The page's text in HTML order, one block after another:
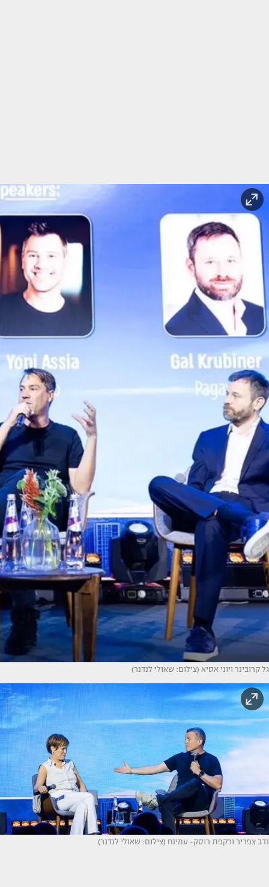
גל קרובינר ויוני אסיא (צילום: שאולי לנדנר)
נדב צפריר ורקפת רוסק- עמינח (צילום: שאולי לנדנר)